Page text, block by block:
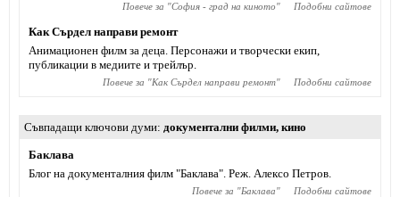
Повече за "София - град на киното" Подобни сайтове
Как Сърдел направи ремонт
Анимационен филм за деца. Персонажи и творчески екип,
публикации в медиите и трейлър.
Повече за "Как Сърдел направи ремонт" Подобни сайтове
Съвпадащи ключови думи документални филми, кино
Баклава
Блог на документалния филм "Баклава". Реж. Алексо Петров.
Повече за "Баклава" Подобни сайтове